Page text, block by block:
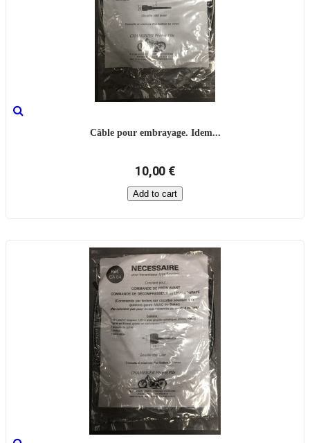
Câble pour embrayage. Idem...
10,00 €
Add to cart